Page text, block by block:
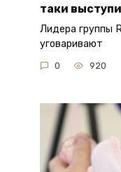
таки
Лидера группы
уговаривают
0 920